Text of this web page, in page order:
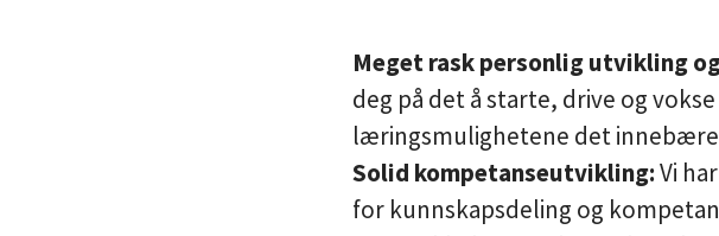
Meget rask personlig utvikling
deg på det å starte, drive og
læringsmulighetene det
Solid kompetanseutvikling:Vi
for kunnskapsdeling og